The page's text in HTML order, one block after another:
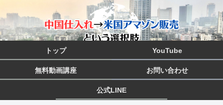
トップ YouTube
無料動画講座 お問い合わせ
公式LINE